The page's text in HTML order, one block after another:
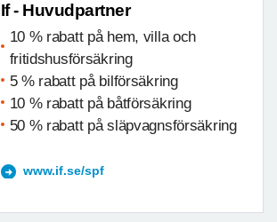
If - Huvudpartner
10 % rabatt på hem, villa och
fritidshusförsäkring
5 % rabatt på bilförsäkring
10 % rabatt på båtförsäkring
50 % rabatt på släpvagnsförsäkring
www.if.se/spf